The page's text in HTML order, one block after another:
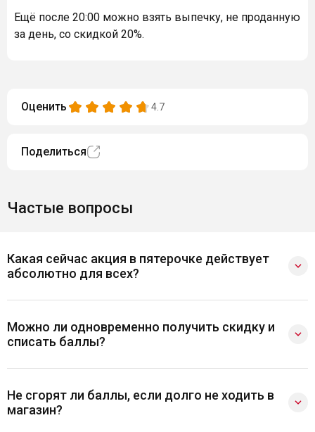
Ещё после 20:00 можно взять выпечку, не проданную
за день, со скидкой 20%.
Оценить 4.7
Поделиться
Частые вопросы
Какая сейчас акция в пятерочке действует
абсолютно для всех?
Можно ли одновременно получить скидку и
списать баллы?
Не сгорят ли баллы, если долго не ходить в
магазин?